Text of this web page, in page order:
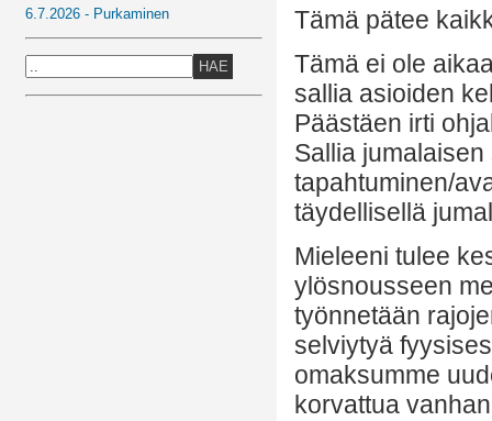
6.7.2026 - Purkaminen
HAE
Tämä pätee
Tämä ei ole
sallia asioiden
Päästäen irti
Sallia
tapahtuminen/
täydellisellä
Mieleeni tulee
ylösnousseen
työnnetään
selviytyä
omaksumme
korvattua